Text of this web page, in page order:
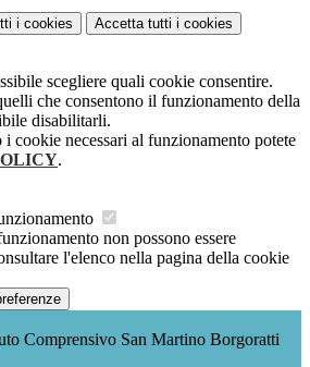
i cookies Accetta tutti i cookies
scegliere quali cookie consentire.
che consentono il funzionamento della
disabilitarli.
i cookie necessari al funzionamento potete
.
non possono essere
l'elenco nella pagina della cookie
Comprensivo San Martino Borgoratti